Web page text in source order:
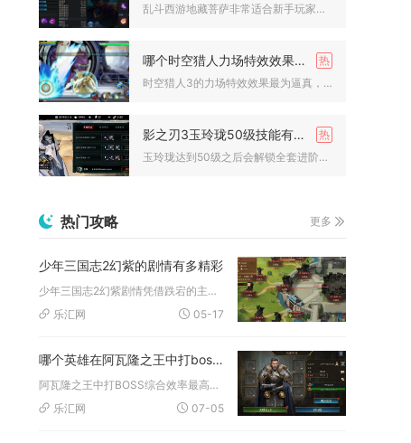
乱斗西游地藏菩萨非常适合新手玩家，上手门槛低、生存能力强、养...
哪个时空猎人力场特效效果更加逼真
时空猎人3的力场特效效果最为逼真，其依托次世代引擎与PBR物...
影之刃3玉玲珑50级技能有多种
玉玲珑达到50级之后会解锁全套进阶技能，衍生出空战爆发、持续...
热门攻略 更多
少年三国志2幻紫的剧情有多精彩
少年三国志2幻紫剧情凭借跌宕的主线、立体的人设、密集的反转与...
乐汇网
05-17
哪个英雄在阿瓦隆之王中打boss更有效
阿瓦隆之王中打BOSS综合效率最高的英雄是兰斯洛特，不管是野...
乐汇网
07-05